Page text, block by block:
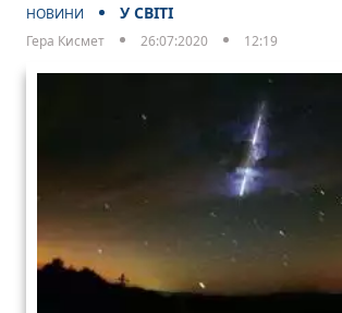
НОВИНИ У СВІТІ
Гера Кисмет 26:07:2020 12:19